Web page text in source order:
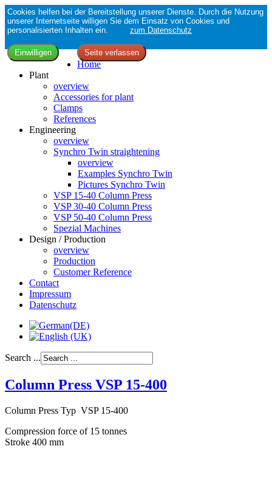
Cookies helfen bei der Bereitstellung unserer Dienste. Durch die Nutzung
unserer Internetseite willigen Sie dem Einsatz von Cookies und
personalisierten Inhalten ein. zum Datenschutz
Home
Plant
overview
Accessories for plant
Clamps
References
Engineering
overview
Synchro Twin straightening
overview
Examples Synchro Twin
Pictures Synchro Twin
VSP 15-40 Column Press
VSP 30-40 Column Press
VSP 50-40 Column Press
Spezial Machines
Design / Production
overview
Production
Customer Reference
Contact
Impressum
Datenschutz
Search ...
Column Press VSP 15-400
Column Press Typ VSP 15-400
Compression force of 15 tonnes
Stroke 400 mm